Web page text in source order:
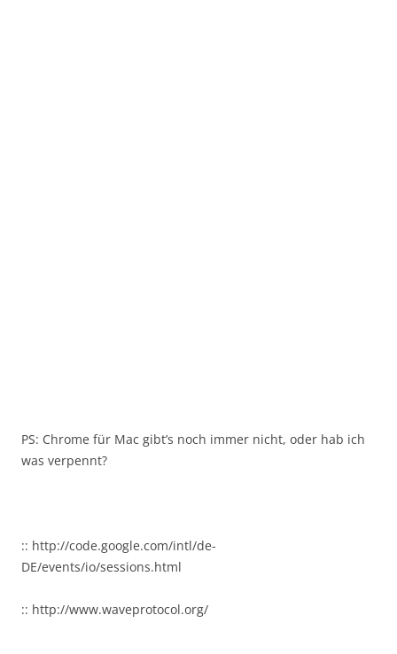
PS: Chrome für Mac gibt’s noch immer nicht, oder hab ich
was verpennt?
:: http://code.google.com/intl/de-
DE/events/io/sessions.html
:: http://www.waveprotocol.org/